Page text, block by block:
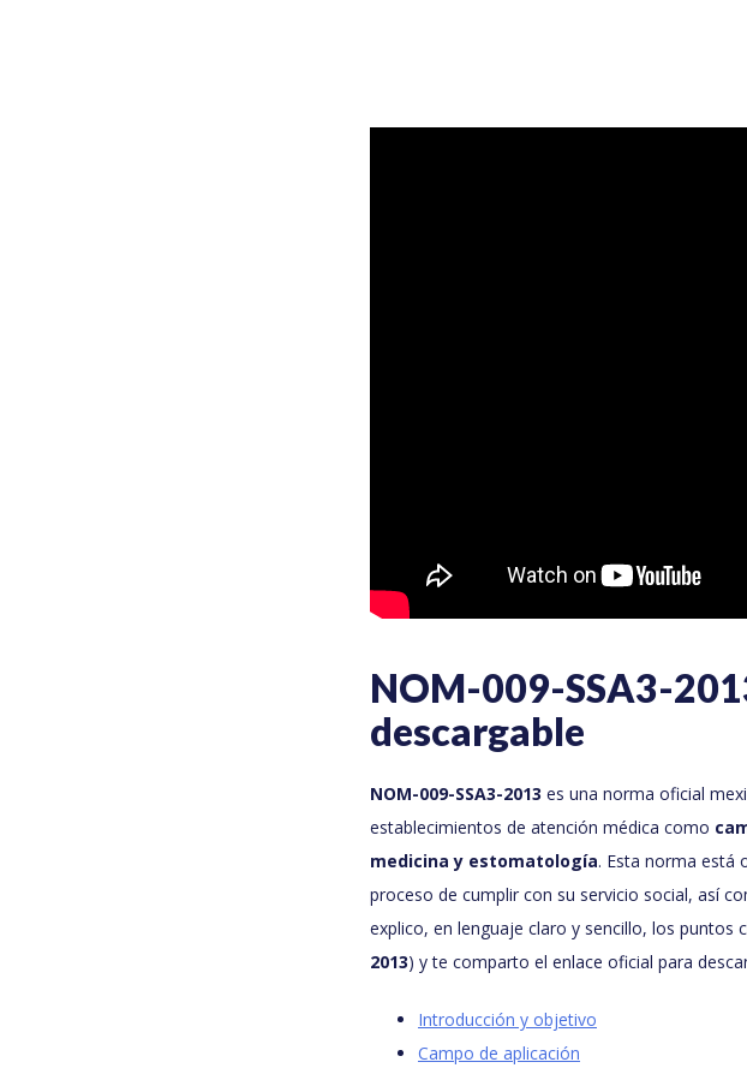
NOM-009-SSA3-
descargable
NOM-009-SSA3-2013 es una norma oficial
establecimientos de atención médica como
medicina y estomatología. Esta norma está
proceso de cumplir con su servicio social, así
explico, en lenguaje claro y sencillo, los puntos
2013) y te comparto el enlace oficial para
Introducción y objetivo
Campo de aplicación